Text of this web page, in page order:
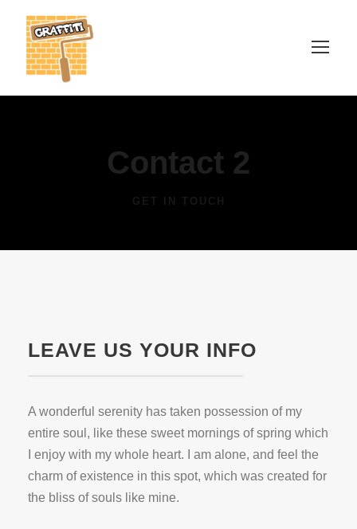
Contact 2
LEAVE US YOUR INFO
A wonderful serenity has taken possession of my
entire soul, like these sweet mornings of spring which
I enjoy with my whole heart. I am alone, and feel the
charm of existence in this spot, which was created for
the bliss of souls like mine.